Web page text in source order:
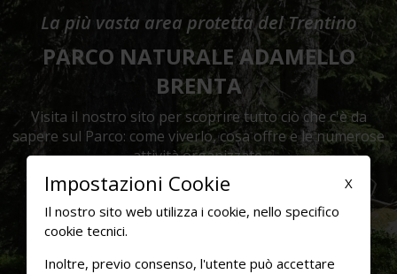
La più vasta area protetta del Trentino
PARCO NATURALE ADAMELLO
BRENTA
Visita il nostro sito per scoprire tutto ciò che c'è da
sapere sul Parco: come viverlo, cosa offre e le numerose
attività organizzate.
Visita il sito
X
Impostazioni Cookie
Il nostro sito web utilizza i cookie, nello specifico
cookie tecnici.
Inoltre, previo consenso, l'utente può accettare